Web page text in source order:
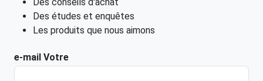
Des études et enquêtes
Les produits que nous aimons
e-mail Votre